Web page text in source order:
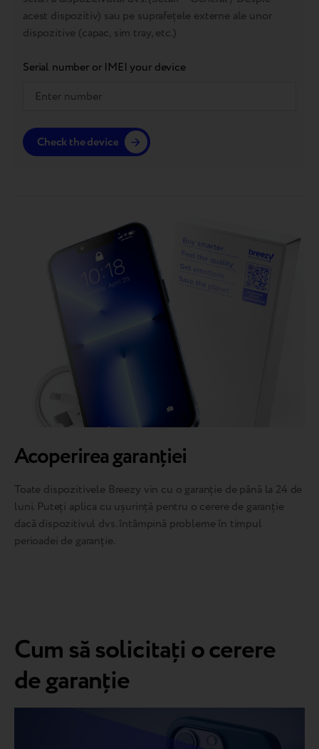
acest dispozitiv) sau pe suprafețele externe ale unor
dispozitive (capac, sim tray, etc.)
Serial number or IMEI your device
Check the device
Acoperirea garanției
Toate dispozitivele Breezy vin cu o garanție de până la 24 de
luni. Puteți aplica cu ușurință pentru o cerere de garanție
dacă dispozitivul dvs. întâmpină probleme în timpul
perioadei de garanție.
Cum să solicitați o cerere
de garanție